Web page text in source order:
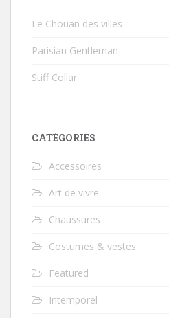
Le Chouan des villes
Parisian Gentleman
Stiff Collar
CATÉGORIES
Accessoires
Art de vivre
Chaussures
Costumes & vestes
Featured
Intemporel